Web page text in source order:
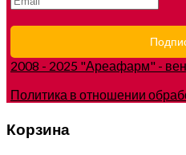
2008 - 2025 "Ареафарм" -
Политика в отношении
Корзина